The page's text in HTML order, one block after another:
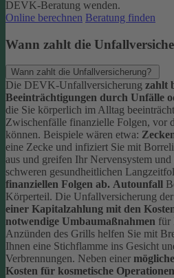
DEVK-Beratung wenden.
Online berechnen Beratung finden
Wann zahlt die
Wann zahlt die Unfallversicherung?
Die DEVK-Unfallversicherung zahlt
Beeinträchtigungen durch Unfälle
die Sie körperlich im Alltag
Zwischenfälle finanzielle Folgen, vor
können. Beispiele wären etwa:
eine Zecke und infiziert Sie mit
aus und greifen Ihr Nervensystem
schweren gesundheitlichen
finanziellen Folgen ab. Autounfall
Körperteil. Die Unfallversicherung
einer Kapitalzahlung mit den
notwendige Umbaumaßnahmen für
Anzünden des Grills helfen Sie mit
Ihnen eine Stichflamme ins Gesicht
Verbrennungen. Neben einer
Kosten für kosmetische